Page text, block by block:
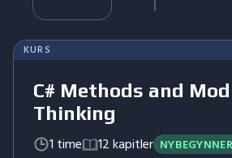
KURS
C# Methods and
Thinking
1 time 12 kapitler NYBEGYNNER